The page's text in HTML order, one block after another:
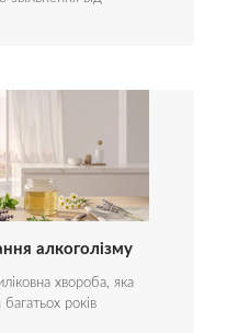
алкоголізму
хвороба, яка
років